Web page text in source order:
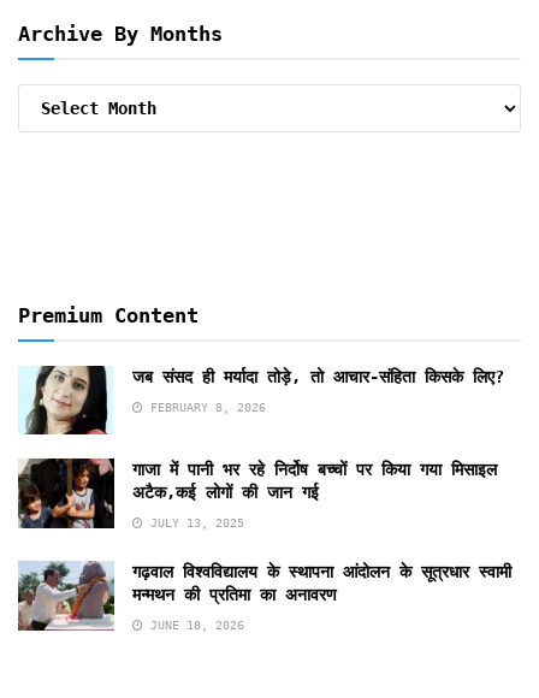
Archive By Months
Premium Content
जब संसद ही मर्यादा तोड़े, तो आचार-संहिता किसके लिए?
FEBRUARY 8, 2026
गाजा में पानी भर रहे निर्दोष बच्चों पर किया गया मिसाइल
अटैक,कई लोगों की जान गई
JULY 13, 2025
गढ़वाल विश्वविद्यालय के स्थापना आंदोलन के सूत्रधार स्वामी
मन्मथन की प्रतिमा का अनावरण
JUNE 18, 2026